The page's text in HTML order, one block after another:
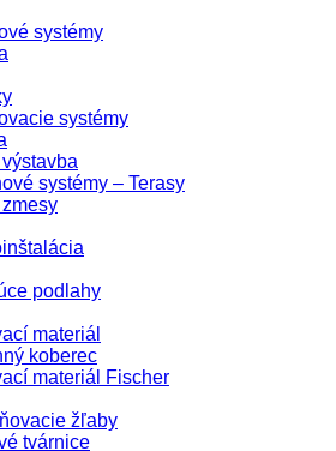
systémy
systémy
systémy – Terasy
podlahy
materiál
koberec
materiál Fischer
žľaby
tvárnice